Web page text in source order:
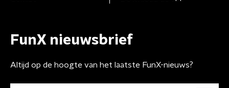
FunX nieuwsbrief
Altijd op de hoogte van het laatste FunX-nieuws?